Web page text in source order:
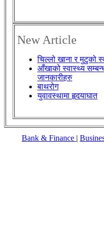
New Article
चिल्लो खाना र मुटुको
आँखाको स्वास्थ्य
जानकारीहरु
बाथरोग
युवावस्थामा हृदयाघात
Bank & Finance |